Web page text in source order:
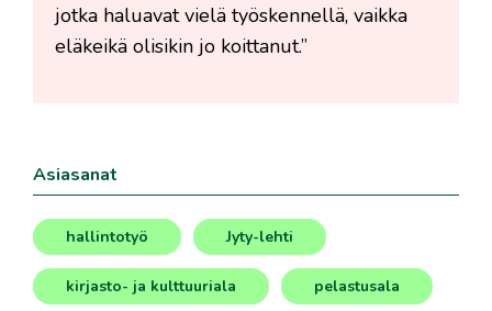
jotka haluavat vielä työskennellä, vaikka
eläkeikä olisikin jo koittanut.”
Asiasanat
hallintotyö
,
Jyty-lehti
, kirjasto- ja kulttuuriala pelastusala